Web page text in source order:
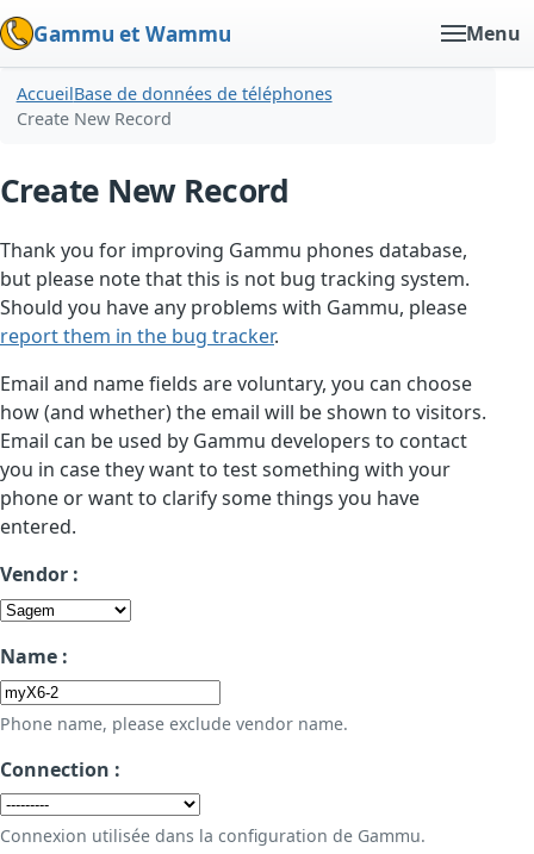
Gammu et Wammu Menu
AccueilBase de données de téléphones
Create New Record
Create New Record
Thank you for improving Gammu phones database,
but please note that this is not bug tracking system.
Should you have any problems with Gammu, please
report them in the bug tracker.
Email and name fields are voluntary, you can choose
how (and whether) the email will be shown to visitors.
Email can be used by Gammu developers to contact
you in case they want to test something with your
phone or want to clarify some things you have
entered.
Vendor :
Name :
Phone name, please exclude vendor name.
Connection :
Connexion utilisée dans la configuration de Gammu.